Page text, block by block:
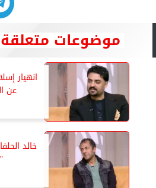
موضوعات متعلقة
انهيار
عن
خالد